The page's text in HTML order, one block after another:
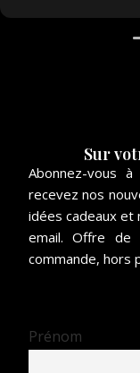
Sur
Abonnez-vous
recevez nos
idées cadeaux et
email. Offre de
commande, hors
Prénom